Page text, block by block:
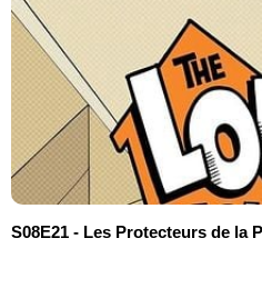
S08E21 - Les Protecteurs de la